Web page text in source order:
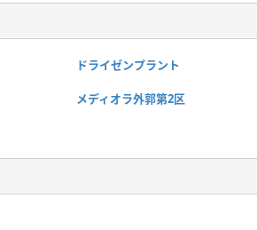
ドライゼンプラント
メディオラ外郭第2区